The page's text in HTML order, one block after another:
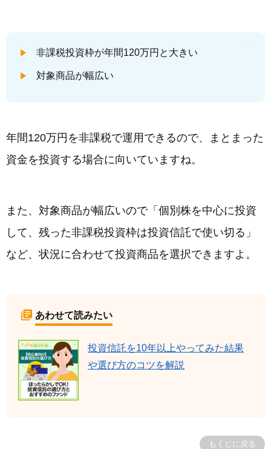
非課税投資枠が年間120万円と大きい
対象商品が幅広い
年間120万円を非課税で運用できるので、まとまった
資金を投資する場合に向いていますね。
また、対象商品が幅広いので「個別株を中心に投資
して、残った非課税投資枠は投資信託で使い切る」
など、状況に合わせて投資商品を選択できますよ。
あわせて読みたい
投資信託を10年以上やってみた結果
や選び方のコツを解説
もくじに戻る